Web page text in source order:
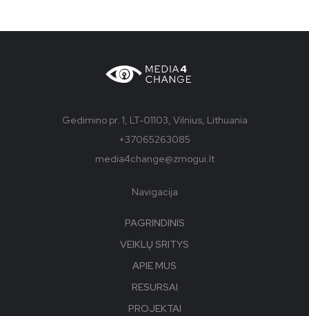
Gedimino pr. 1, LT-01103, Vilnius, Lithuania
+37065263085
media4change@zmogui.lt
Navigacija
PAGRINDINIS
VEIKLŲ SRITYS
APIE MUS
RESURSAI
PROJEKTAI